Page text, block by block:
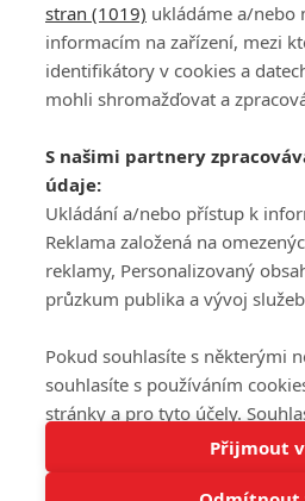
Tato stránka používá soubory
DISKUZE
Šéfredaktorkou webu jePetr Slavík,
Máte-li zájem o inzerci na našem
Ochrana osobních údajů|Zásady
Upravit nastavení
© 2016 – 2026
stran (1019) ukládáme a/nebo
informacím na zařízení, mezi
identifikátory v cookies a
mohli shromažďovat a
S našimi partnery
údaje:
Ukládání a/nebo přístup k
Reklama založená na
reklamy, Personalizovaný
průzkum publika a vývoj služeb
Pokud souhlasíte s některými
souhlasíte s používáním
stránky a pro tyto účely.
odmítnout, ale v takovém
nebudou k dispozici některé
Přijmout